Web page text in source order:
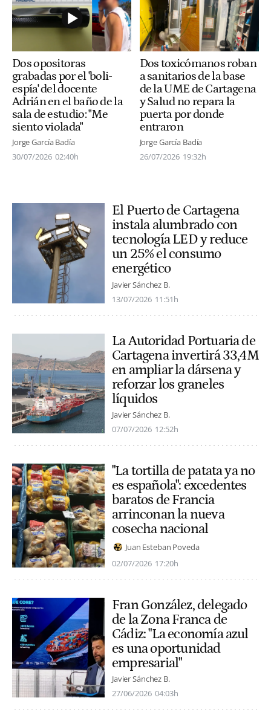
Dos opositoras
grabadas por el 'boli-
espía' del docente
Adrián en el baño de la
sala de estudio: "Me
siento violada"
Jorge García Badía
30/07/2026 02:40h
Dos toxicómanos roban
a sanitarios de la base
de la UME de Cartagena
y Salud no repara la
puerta por donde
entraron
Jorge García Badía
26/07/2026 19:32h
El Puerto de Cartagena
instala alumbrado con
tecnología LED y reduce
un 25% el consumo
energético
Javier Sánchez B.
13/07/2026 11:51h
La Autoridad Portuaria de
Cartagena invertirá 33,4M
en ampliar la dársena y
reforzar los graneles
líquidos
Javier Sánchez B.
07/07/2026 12:52h
"La tortilla de patata ya no
es española": excedentes
baratos de Francia
arrinconan la nueva
cosecha nacional
Juan Esteban Poveda
02/07/2026 17:20h
Fran González, delegado
de la Zona Franca de
Cádiz: "La economía azul
es una oportunidad
empresarial"
Javier Sánchez B.
27/06/2026 04:03h